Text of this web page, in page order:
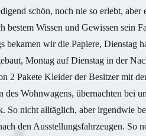
schön, noch nie so erlebt,
bestem Wissen und Gewissen sein
bekamen wir die Papiere, Dienstag
Montag auf Dienstag in der
2 Pakete Kleider der Besitzer mit
Wohnwagens, übernachten bei
So nicht alltäglich, aber irgendwie
den Ausstellungsfahrzeugen. So